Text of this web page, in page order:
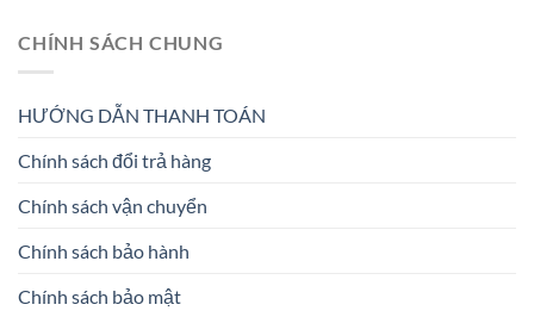
CHÍNH SÁCH CHUNG
HƯỚNG DẪN THANH TOÁN
Chính sách đổi trả hàng
Chính sách vận chuyển
Chính sách bảo hành
Chính sách bảo mật